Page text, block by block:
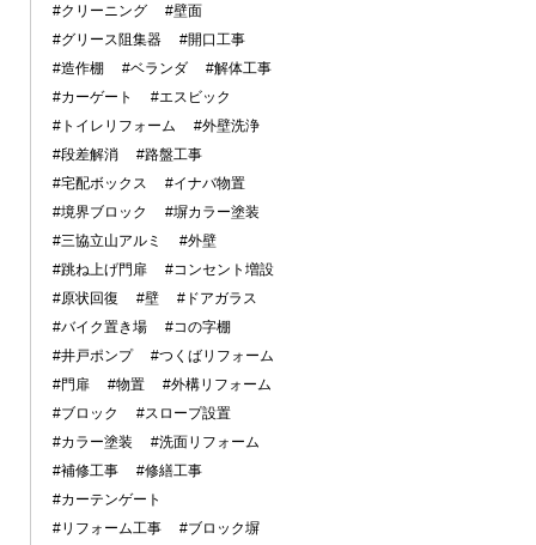
#クリーニング
#壁面
#グリース阻集器
#開口工事
#造作棚
#ベランダ
#解体工事
#カーゲート
#エスビック
#トイレリフォーム
#外壁洗浄
#段差解消
#路盤工事
#宅配ボックス
#イナバ物置
#境界ブロック
#塀カラー塗装
#三協立山アルミ
#外壁
#跳ね上げ門扉
#コンセント増設
#原状回復
#壁
#ドアガラス
#バイク置き場
#コの字棚
#井戸ポンプ
#つくばリフォーム
#門扉
#物置
#外構リフォーム
#ブロック
#スロープ設置
#カラー塗装
#洗面リフォーム
#補修工事
#修繕工事
#カーテンゲート
#リフォーム工事
#ブロック塀